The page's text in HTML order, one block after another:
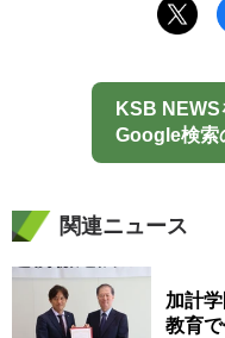
KSB NEWS
Google検索
関連ニュース
加計
教育